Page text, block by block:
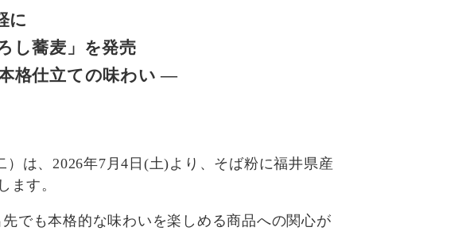
に
し蕎麦」を発売
格仕立ての味わい ―
は、2026年7月4日(土)より、そば粉に福井県産
ます。
でも本格的な味わいを楽しめる商品への関心が